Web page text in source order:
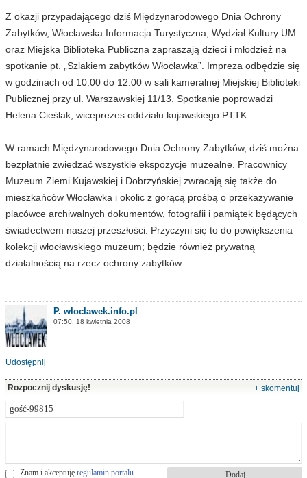
Z okazji przypadającego dziś Międzynarodowego Dnia Ochrony
Zabytków, Włocławska Informacja Turystyczna, Wydział Kultury UM
oraz Miejska Biblioteka Publiczna zapraszają dzieci i młodzież na
spotkanie pt. „Szlakiem zabytków Włocławka”. Impreza odbędzie się
w godzinach od 10.00 do 12.00 w sali kameralnej Miejskiej Biblioteki
Publicznej przy ul. Warszawskiej 11/13. Spotkanie poprowadzi
Helena Cieślak, wiceprezes oddziału kujawskiego PTTK.
W ramach Międzynarodowego Dnia Ochrony Zabytków, dziś można
bezpłatnie zwiedzać wszystkie ekspozycje muzealne. Pracownicy
Muzeum Ziemi Kujawskiej i Dobrzyńskiej zwracają się także do
mieszkańców Włocławka i okolic z gorącą prośbą o przekazywanie
placówce archiwalnych dokumentów, fotografii i pamiątek będących
świadectwem naszej przeszłości. Przyczyni się to do powiększenia
kolekcji włocławskiego muzeum; będzie również prywatną
działalnością na rzecz ochrony zabytków.
P. wloclawek.info.pl
07:50, 18 kwietnia 2008
Udostępnij
Rozpocznij dyskusję! + skomentuj
Znam i akceptuję regulamin portalu